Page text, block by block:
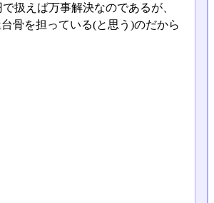
扱えば万事解決なのであるが、
骨を担っている(と思う)のだから